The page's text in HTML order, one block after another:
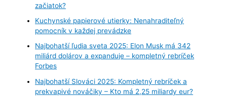
začiatok?
Kuchynské papierové utierky: Nenahraditeľný
pomocník v každej prevádzke
Najbohatší ľudia sveta 2025: Elon Musk má 342
miliárd dolárov a expanduje – kompletný rebríček
Forbes
Najbohatší Slováci 2025: Kompletný rebríček a
prekvapivé nováčiky – Kto má 2,25 miliardy eur?